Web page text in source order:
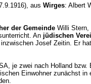
aus Wirges: Albert
der Gemeinde Willi Stern,
An jüdischen
Josef Zeitin. Er
je zwei nach Holland
Einwohner zunächst